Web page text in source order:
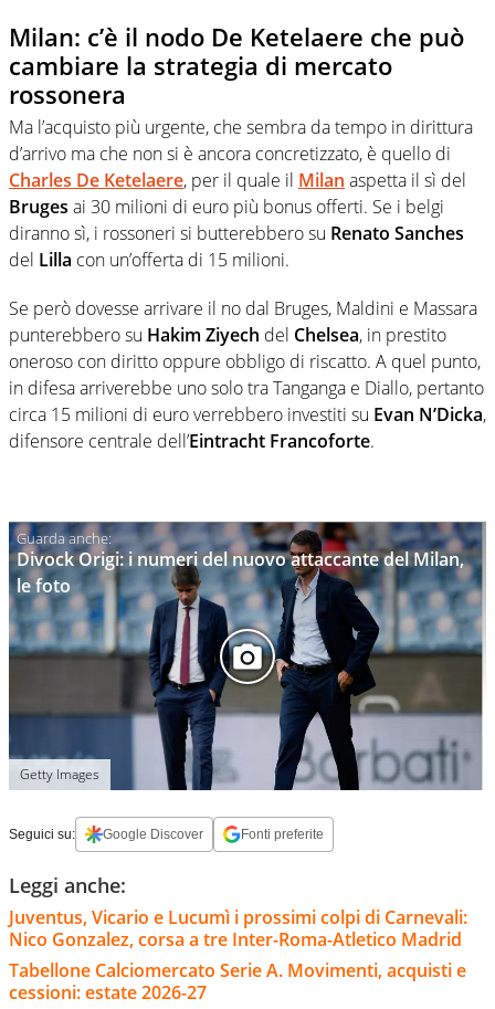
Milan: c’è il nodo De Ketelaere che può
cambiare la strategia di mercato
rossonera
Ma l’acquisto più urgente, che sembra da tempo in dirittura
d’arrivo ma che non si è ancora concretizzato, è quello di
Charles De Ketelaere, per il quale il Milan aspetta il sì del
Bruges ai 30 milioni di euro più bonus offerti. Se i belgi
diranno sì, i rossoneri si butterebbero su Renato Sanches
del Lilla con un’offerta di 15 milioni.
Se però dovesse arrivare il no dal Bruges, Maldini e Massara
punterebbero su Hakim Ziyech del Chelsea, in prestito
oneroso con diritto oppure obbligo di riscatto. A quel punto,
in difesa arriverebbe uno solo tra Tanganga e Diallo, pertanto
circa 15 milioni di euro verrebbero investiti su Evan N’Dicka,
difensore centrale dell’Eintracht Francoforte.
Divock Origi: i numeri del nuovo attaccante del Milan,
le foto
Getty Images
Seguici su: Google Discover Fonti preferite
Leggi anche:
Juventus, Vicario e Lucumì i prossimi colpi di Carnevali:
Nico Gonzalez, corsa a tre Inter-Roma-Atletico Madrid
Tabellone Calciomercato Serie A. Movimenti, acquisti e
cessioni: estate 2026-27